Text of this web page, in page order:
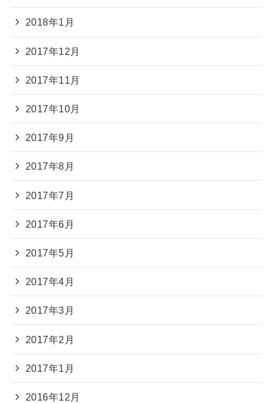
2018年1月
2017年12月
2017年11月
2017年10月
2017年9月
2017年8月
2017年7月
2017年6月
2017年5月
2017年4月
2017年3月
2017年2月
2017年1月
2016年12月